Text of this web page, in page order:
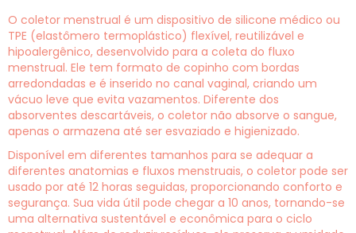
O coletor menstrual é um dispositivo de silicone médico ou
TPE (elastômero termoplástico) flexível, reutilizável e
hipoalergênico, desenvolvido para a coleta do fluxo
menstrual. Ele tem formato de copinho com bordas
arredondadas e é inserido no canal vaginal, criando um
vácuo leve que evita vazamentos. Diferente dos
absorventes descartáveis, o coletor não absorve o sangue,
apenas o armazena até ser esvaziado e higienizado.
Disponível em diferentes tamanhos para se adequar a
diferentes anatomias e fluxos menstruais, o coletor pode ser
usado por até 12 horas seguidas, proporcionando conforto e
segurança. Sua vida útil pode chegar a 10 anos, tornando-se
uma alternativa sustentável e econômica para o ciclo